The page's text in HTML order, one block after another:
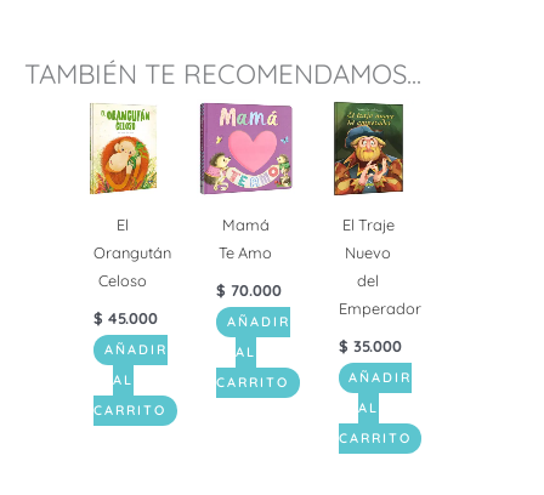
TAMBIÉN TE RECOMENDAMOS...
El
Orangután
Celoso
$ 45.000
AÑADIR
AL
CARRITO
Mamá
Te Amo
$ 70.000
AÑADIR
AL
CARRITO
El Traje
Nuevo
del
Emperador
$ 35.000
AÑADIR
AL
CARRITO